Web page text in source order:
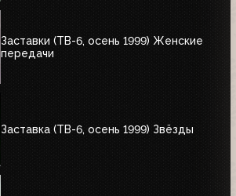
Заставки (ТВ-6, осень 1999) Женские
передачи
Заставка (ТВ-6, осень 1999) Звёзды